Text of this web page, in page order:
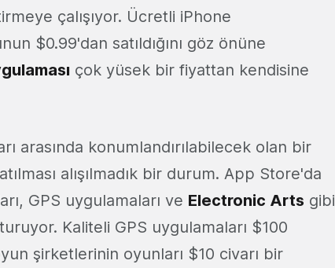
çalışıyor. Ücretli iPhone
$0.99'dan satıldığını göz önüne
çok yüsek bir fiyattan kendisine
arasında konumlandırılabilecek olan bir
alışılmadık bir durum. App Store'da
GPS uygulamaları ve Electronic Arts gibi
Kaliteli GPS uygulamaları $100
şirketlerinin oyunları $10 civarı bir